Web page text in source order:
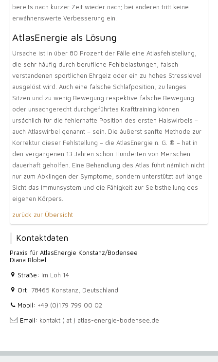
bereits nach kurzer Zeit wieder nach; bei anderen tritt keine
erwähnenswerte Verbesserung ein.
AtlasEnergie als Lösung
Ursache ist in über 80 Prozent der Fälle eine Atlasfehlstellung,
die sehr häufig durch berufliche Fehlbelastungen, falsch
verstandenen sportlichen Ehrgeiz oder ein zu hohes Stresslevel
ausgelöst wird. Auch eine falsche Schlafposition, zu langes
Sitzen und zu wenig Bewegung respektive falsche Bewegung
oder unsachgerecht durchgeführtes Krafttraining können
ursächlich für die fehlerhafte Position des ersten Halswirbels –
auch Atlaswirbel genannt – sein. Die äußerst sanfte Methode zur
Korrektur dieser Fehlstellung – die AtlasEnergie n. G. ® – hat in
den vergangenen 13 Jahren schon Hunderten von Menschen
dauerhaft geholfen. Eine Behandlung des Atlas führt nämlich nicht
nur zum Abklingen der Symptome, sondern unterstützt auf lange
Sicht das Immunsystem und die Fähigkeit zur Selbstheilung des
eigenen Körpers.
zurück zur Übersicht
Kontaktdaten
Praxis für AtlasEnergie Konstanz/Bodensee
Diana Blobel
Straße: Im Loh 14
Ort: 78465 Konstanz, Deutschland
Mobil: +49 (0)179 799 00 02
Email: kontakt ( at ) atlas-energie-bodensee.de